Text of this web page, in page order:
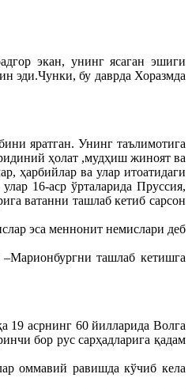
экан, унинг ясаган эшиги
эди.Чунки, бу даврда Хоразмда
яратган. Унинг таълимотига
ҳолат ,мудҳиш жиноят ва
ҳарбийлар ва улар итоатидаги
16-аср ўрталарида Пруссия,
ватанни ташлаб кетиб сарсон
эса меннонит немислари деб
ташлаб кетишга
19 асрнинг 60 йилларида Волга
бор рус сарҳадларига қадам
оммавий равишда кўчиб кела